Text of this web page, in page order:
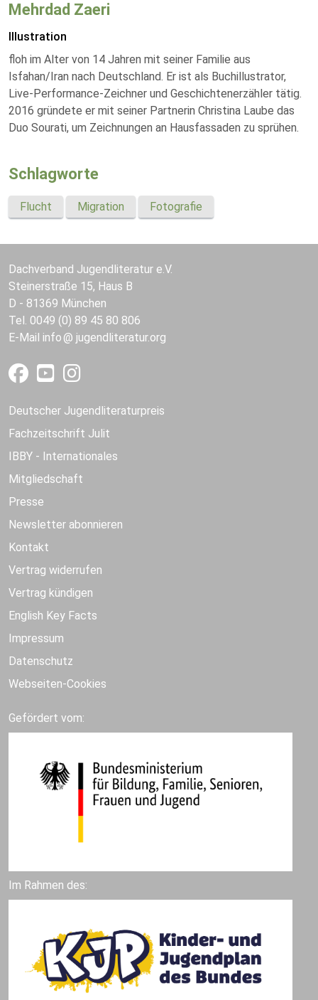
Mehrdad Zaeri
Illustration
floh im Alter von 14 Jahren mit seiner Familie aus
Isfahan/Iran nach Deutschland. Er ist als Buchillustrator,
Live-Performance-Zeichner und Geschichtenerzähler tätig.
2016 gründete er mit seiner Partnerin Christina Laube das
Duo Sourati, um Zeichnungen an Hausfassaden zu sprühen.
Schlagworte
Flucht Migration Fotografie
Dachverband Jugendliteratur e.V.
Steinerstraße 15, Haus B
D - 81369 München
Tel. 0049 (0) 89 45 80 806
E-Mail info jugendliteratur.org
Deutscher Jugendliteraturpreis
Fachzeitschrift Julit
IBBY - Internationales
Mitgliedschaft
Presse
Newsletter abonnieren
Kontakt
Vertrag widerrufen
Vertrag kündigen
English Key Facts
Impressum
Datenschutz
Webseiten-Cookies
Gefördert vom:
Im Rahmen des: